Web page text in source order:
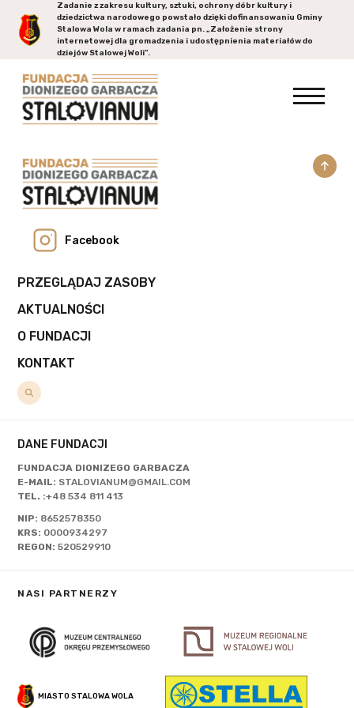
Zadanie z zakresu kultury, sztuki, ochrony dóbr kultury i
dziedzictwa narodowego powstało dzięki dofinansowaniu Gminy
Stalowa Wolaw ramach zadania pn. „Założenie strony
internetowej dla gromadzenia i udostępnienia materiałów do
dziejów Stalowej Woli”.
Facebook
PRZEGLĄDAJ ZASOBY
AKTUALNOŚCI
O FUNDACJI
KONTAKT
DANE FUNDACJI
FUNDACJA DIONIZEGO GARBACZA
E-MAIL: STALOVIANUM@GMAIL.COM
TEL. :+48 534 811 413
NIP: 8652578350
KRS: 0000934297
REGON:520529910
NASI PARTNERZY
MIASTO STALOWA WOLA